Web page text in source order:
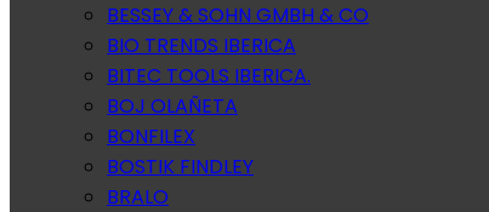
BESSEY & SOHN GMBH & CO
BIO TRENDS IBERICA
BITEC TOOLS IBERICA.
BOJ OLAÑETA
BONFILEX
BOSTIK FINDLEY
BRALO